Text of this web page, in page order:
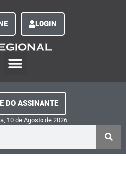
LOGIN
DO ASSINANTE
10de Agosto de 2026